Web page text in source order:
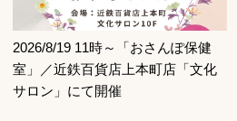
2026/8/19 11時～「おさんぽ保健
室」／近鉄百貨店上本町店「文化
サロン」にて開催